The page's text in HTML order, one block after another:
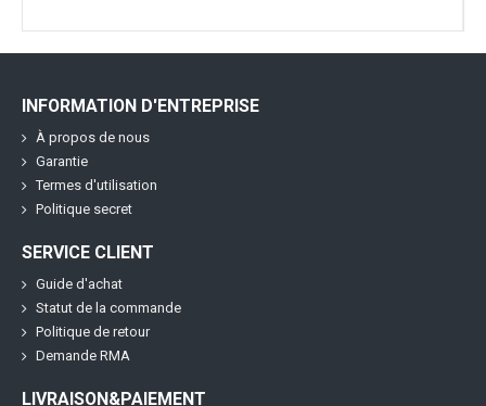
INFORMATION D'ENTREPRISE
À propos de nous
Garantie
Termes d'utilisation
Politique secret
SERVICE CLIENT
Guide d'achat
Statut de la commande
Politique de retour
Demande RMA
LIVRAISON&PAIEMENT